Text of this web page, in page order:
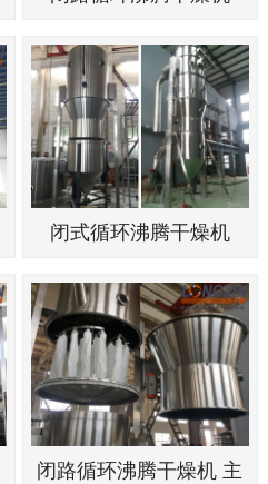
闭式循环沸腾干燥机
闭路循环沸腾干燥机 主